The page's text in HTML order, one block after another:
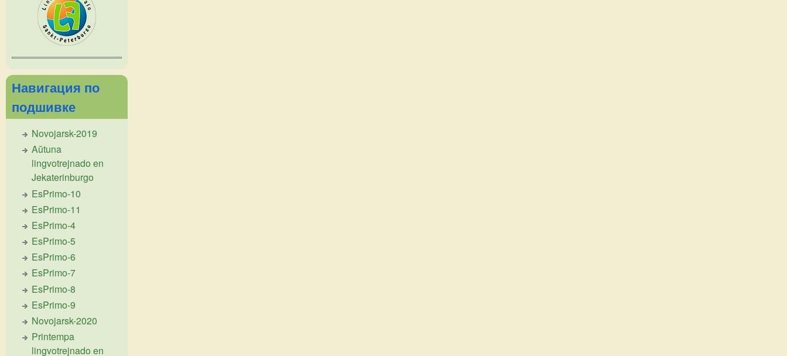
Навигация по
подшивке
Novojarsk-2019
Aŭtuna
lingvotrejnado en
Jekaterinburgo
EsPrimo-10
EsPrimo-11
EsPrimo-4
EsPrimo-5
EsPrimo-6
EsPrimo-7
EsPrimo-8
EsPrimo-9
Novojarsk-2020
Printempa
lingvotrejnado en